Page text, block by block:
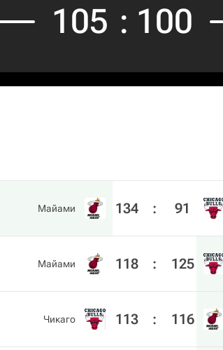
105 : 100
Майами 134 : 91
Майами 118 : 125
Чикаго 113 : 116